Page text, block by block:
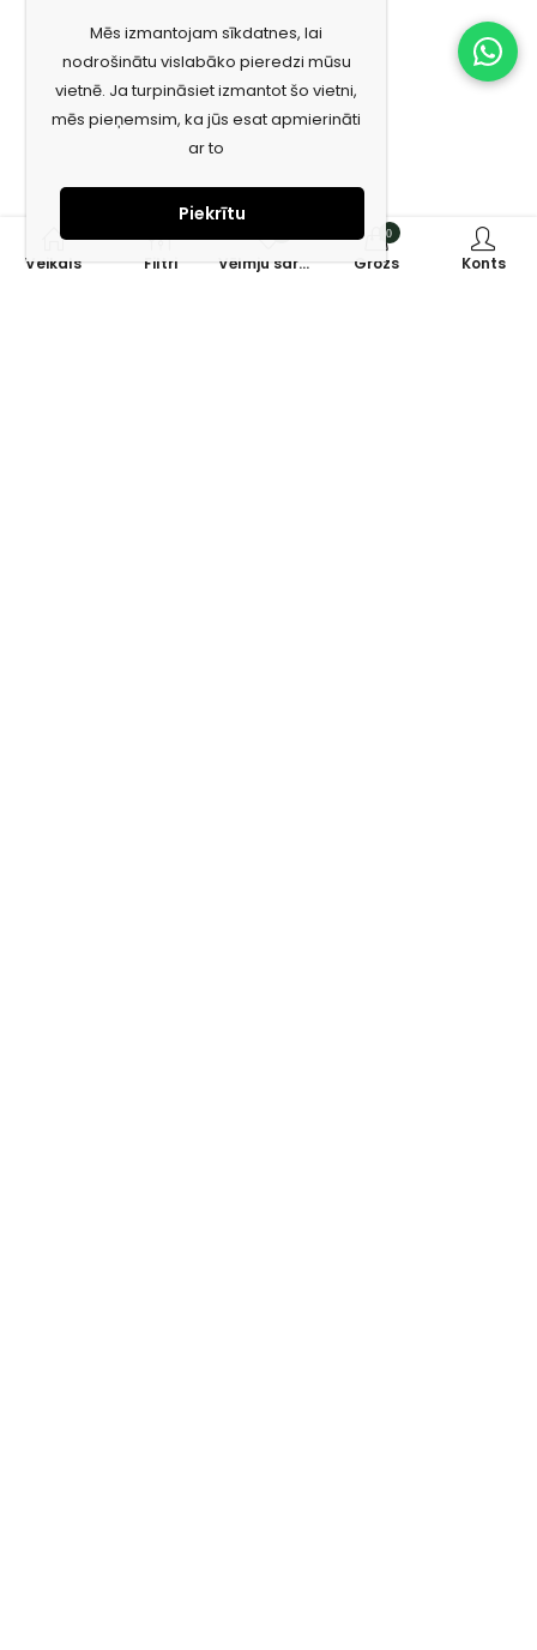
Veikals Filtri Vēlmju saraksts
0
Grozs Konts
Mēs izmantojam sīkdatnes, lai
nodrošinātu vislabāko pieredzi mūsu
vietnē. Ja turpināsiet izmantot šo vietni,
mēs pieņemsim, ka jūs esat apmierināti
ar to
Piekrītu